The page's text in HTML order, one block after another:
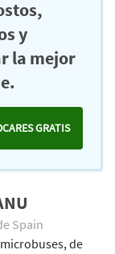
y
la mejor
GRATIS
Spain
de